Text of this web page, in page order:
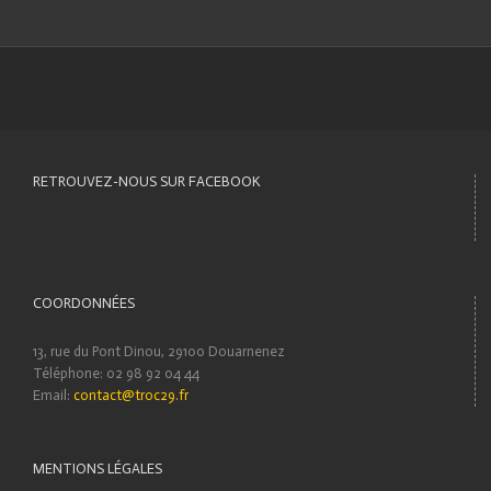
RETROUVEZ-NOUS SUR FACEBOOK
COORDONNÉES
13, rue du Pont Dinou, 29100 Douarnenez
Téléphone: 02 98 92 04 44
Email: contact@troc29.fr
MENTIONS LÉGALES